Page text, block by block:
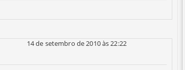
14 de setembro de 2010 às 22:22